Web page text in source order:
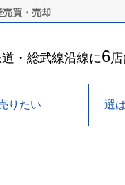
買・売却
・総武線沿線に6
りたい 選